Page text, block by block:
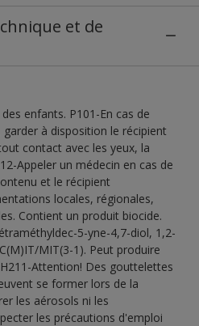
et de
enfants. P101-En cas de
garder à disposition le récipient
contact avec les yeux, la
Appeler un médecin en cas de
et le récipient
locales, régionales,
Contient un produit biocide.
5-yne-4,7-diol, 1,2-
MIT(3-1). Peut produire
Attention! Des gouttelettes
se former lors de la
les aérosols ni les
les précautions d'emploi